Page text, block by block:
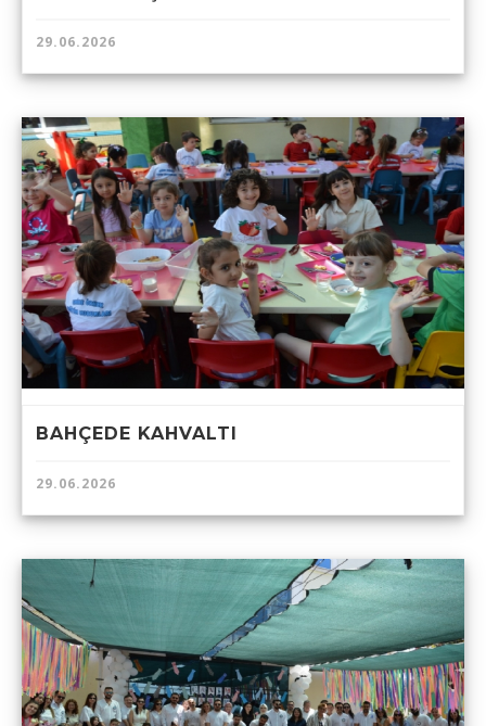
29.06.2026
BAHÇEDE KAHVALTI
29.06.2026